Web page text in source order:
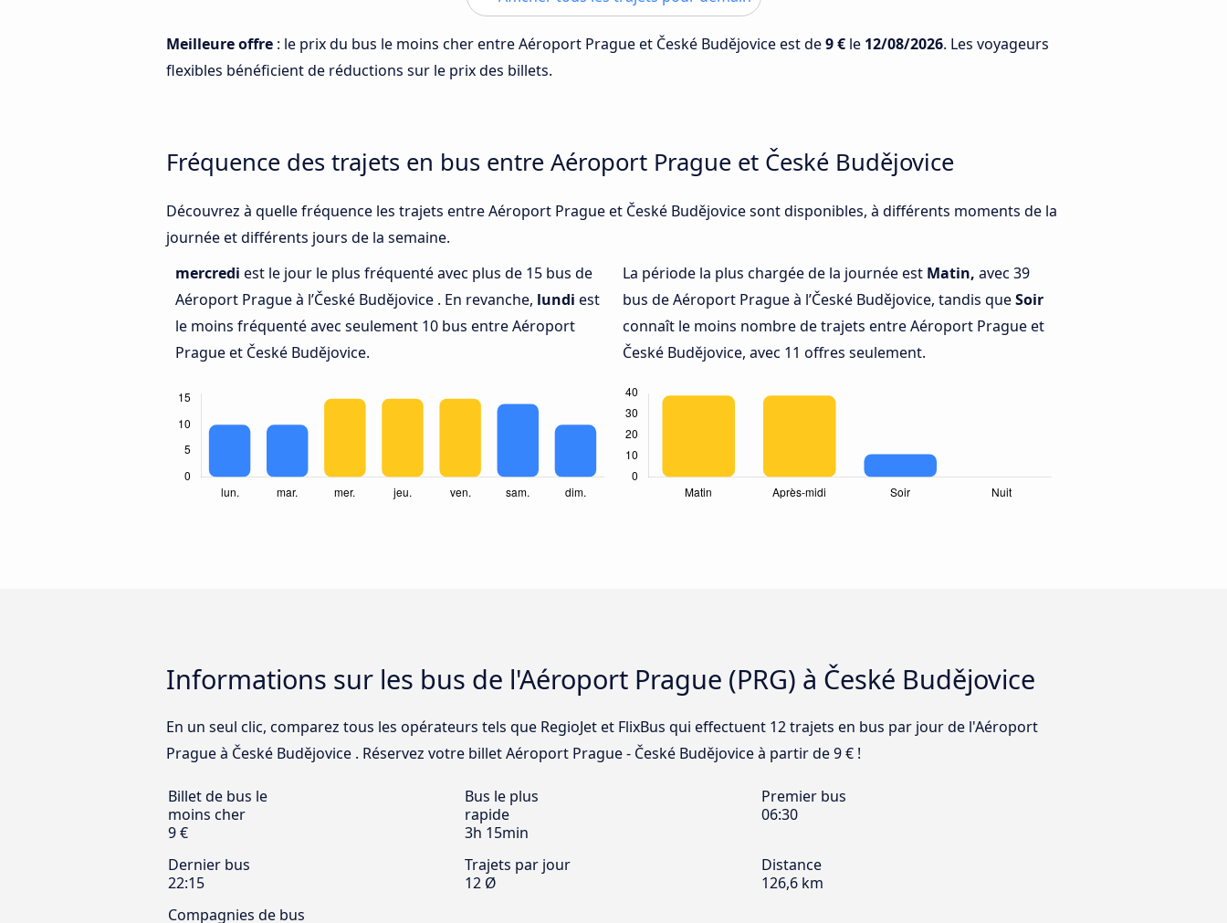
Meilleure offre : le prix du bus le moins cher entre Aéroport Prague et České Budějovice est de9 € le 12/08/2026. Les voyageurs
flexibles bénéficient de réductions sur le prix des billets.
Fréquence des trajets en bus entre Aéroport Prague et České Budějovice
Découvrez à quelle fréquence les trajets entre Aéroport Prague et České Budějovice sont disponibles, à différents moments de la
journée et différents jours de la semaine.
mercredi est le jour le plus fréquenté avec plus de 15 bus de
Aéroport Prague à l’České Budějovice . En revanche, lundi est
le moins fréquenté avec seulement 10 bus entre Aéroport
Prague et České Budějovice.
La période la plus chargée de la journée est Matin, avec 39
bus de Aéroport Prague à l’České Budějovice, tandis queSoir
connaît le moins nombre de trajets entre Aéroport Prague et
České Budějovice, avec 11 offres seulement.
Informations sur les bus de l'Aéroport Prague (PRG) à České Budějovice
En un seul clic, comparez tous les opérateurs tels que RegioJet et FlixBus qui effectuent 12 trajets en bus par jour de l'Aéroport
Prague à České Budějovice . Réservez votre billet Aéroport Prague - České Budějovice à partir de 9 € !
Billet de bus le
moins cher
9 €
Bus le plus
rapide
3h 15min
Premier bus
06:30
Dernier bus
22:15
Trajets par jour
12 Ø
Distance
126,6 km
Compagnies de bus